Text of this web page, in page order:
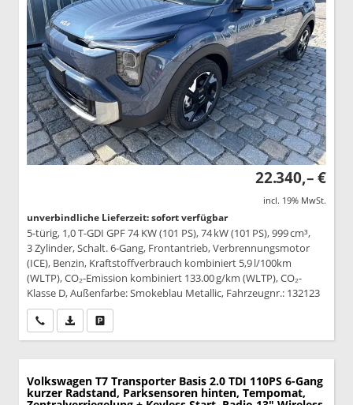
22.340,– €
incl. 19% MwSt.
unverbindliche Lieferzeit: sofort verfügbar
5-türig, 1,0 T-GDI GPF 74 KW (101 PS), 74 kW (101 PS), 999 cm³,
3 Zylinder, Schalt. 6-Gang, Frontantrieb, Verbrennungsmotor
(ICE), Benzin, Kraftstoffverbrauch kombiniert 5,9 l/100km
(WLTP), CO₂-Emission kombiniert 133.00 g/km (WLTP), CO₂-
Klasse D, Außenfarbe: Smokeblau Metallic, Fahrzeugnr.: 132123
Wir rufen Sie anPDF-Datei, Fahrzeugexposé drucken
Volkswagen T7 Transporter Basis 2.0 TDI 110PS 6-Gang
kurzer Radstand, Parksensoren hinten, Tempomat,